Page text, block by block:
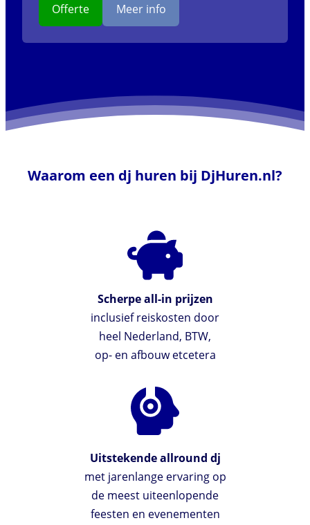
Offerte Meer info
Waarom een dj huren bij DjHuren.nl?
Scherpe all-in prijzen
inclusief reiskosten door
heel Nederland, BTW,
op- en afbouw etcetera
Uitstekende allround dj
met jarenlange ervaring op
de meest uiteenlopende
feesten en evenementen